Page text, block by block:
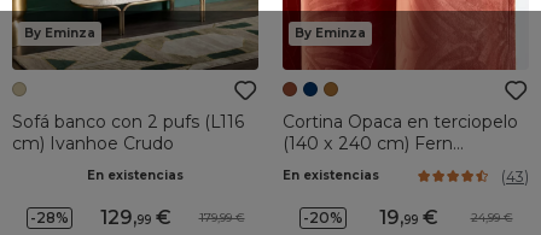
By Eminza
Sofá banco con 2 pufs (L116
cm) Ivanhoe Crudo
En existencias
-28% 129,99 179,99
By Eminza
Cortina Opaca en terciopelo
(140 x 240 cm) Fern
En existencias (43)
-20% 19,99 24,99